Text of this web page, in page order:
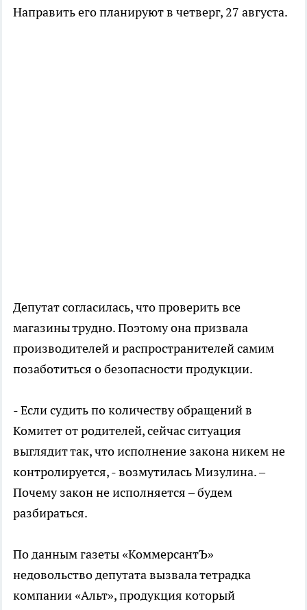
Направить его планируют в четверг, 27 августа.
Депутат согласилась, что проверить все
магазины трудно. Поэтому она призвала
производителей и распространителей самим
позаботиться о безопасности продукции.
- Если судить по количеству обращений в
Комитет от родителей, сейчас ситуация
выглядит так, что исполнение закона никем не
контролируется, - возмутилась Мизулина. –
Почему закон не исполняется – будем
разбираться.
По данным газеты «КоммерсантЪ»
недовольство депутата вызвала тетрадка
компании «Альт», продукция который